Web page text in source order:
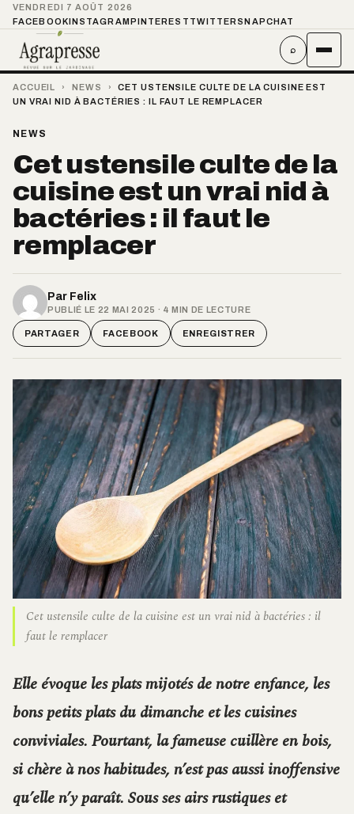
VENDREDI 7 AOÛT 2026
FACEBOOKINSTAGRAMPINTEREST TWITTER SNAPCHAT
⌕
ACCUEIL › NEWS ›
CET USTENSILE CULTE DE LA CUISINE EST
UN VRAI NID À BACTÉRIES : IL FAUT LE REMPLACER
NEWS
Cet ustensile culte de la
cuisine est un vrai nid à
bactéries : il faut le
remplacer
Par Felix
PUBLIÉ LE 22 MAI 2025 · 4 MIN DE LECTURE
PARTAGER FACEBOOK ENREGISTRER
Cet ustensile culte de la cuisine est un vrai nid à bactéries : il
faut le remplacer
Elle évoque les plats mijotés de notre enfance, les
bons petits plats du dimanche et les cuisines
conviviales. Pourtant, la fameuse cuillère en bois,
si chère à nos habitudes, n’est pas aussi inoffensive
qu’elle n’y paraît. Sous ses airs rustiques et